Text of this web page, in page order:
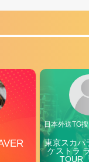
日本外送TG
東京スカパ
ケストラ
TOUR